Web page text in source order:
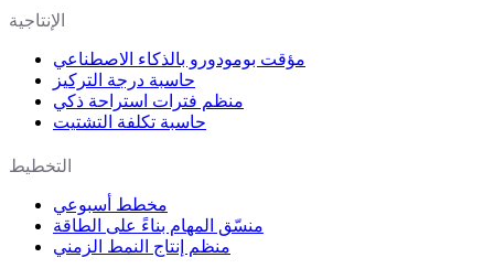
الإنتاجية
مؤقت بومودورو بالذكاء الاصطناعي
حاسبة درجة التركيز
منظم فترات استراحة ذكي
حاسبة تكلفة التشتيت
التخطيط
مخطط أسبوعي
منسّق المهام بناءً على الطاقة
منظم إنتاج النمط الزمني